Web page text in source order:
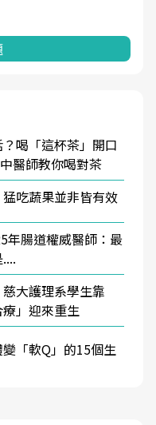
喝「這杯茶」開口
醫師教你喝對茶
吃蔬果並非皆有效
腸道權威醫師：最
大護理系學生靠
療」迎來重生
「軟Q」的15個生